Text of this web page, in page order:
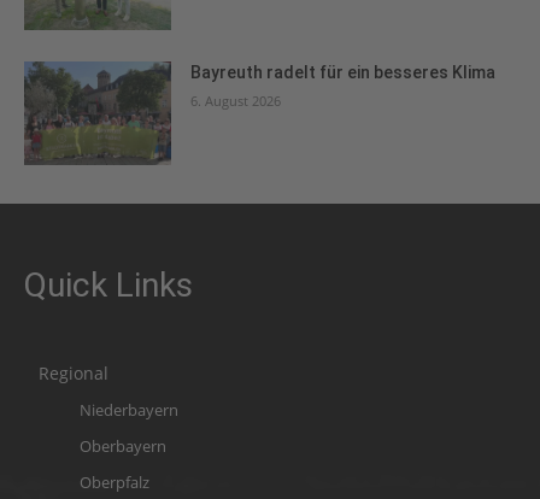
Bayreuth radelt für ein besseres Klima
6. August 2026
Quick Links
Regional
Niederbayern
Oberbayern
Oberpfalz